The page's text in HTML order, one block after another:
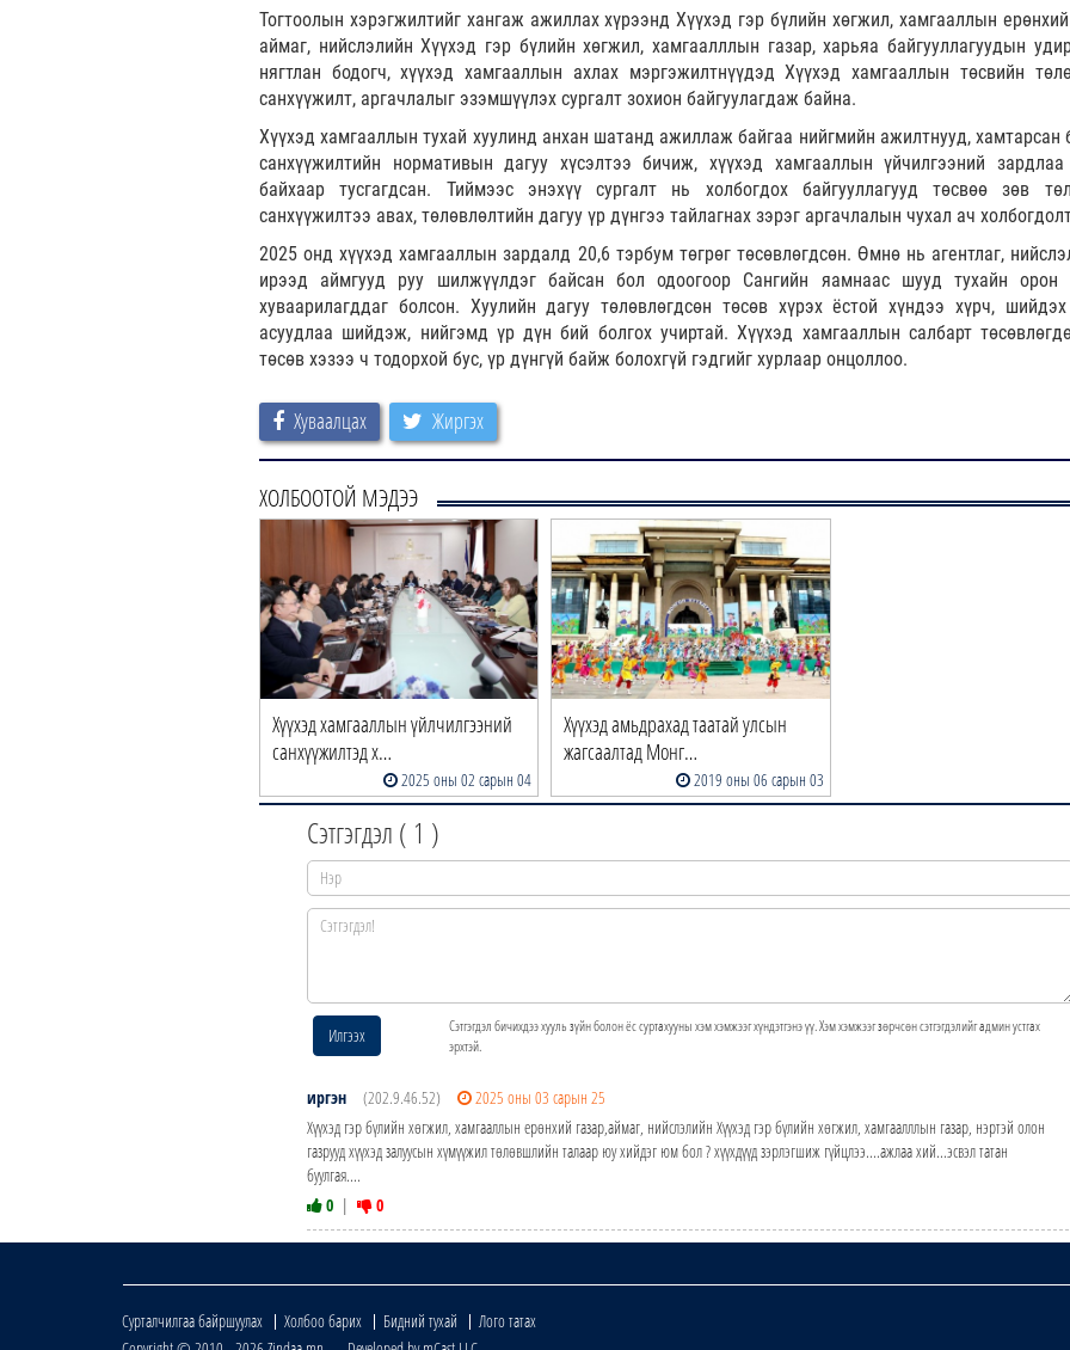
Тогтоолын хэрэгжилтийг хангаж ажиллах хүрээнд Хүүхэд гэр бүлийн хөгжил, хамгааллын ерөнхий
аймаг, нийслэлийн Хүүхэд гэр бүлийн хөгжил, хамгаалллын газар, харьяа байгууллагуудын
нягтлан бодогч, хүүхэд хамгааллын ахлах мэргэжилтнүүдэд Хүүхэд хамгааллын төсвийн
санхүүжилт, аргачлалыг эзэмшүүлэх сургалт зохион байгуулагдаж байна.
Хүүхэд хамгааллын тухай хуулинд анхан шатанд ажиллаж байгаа нийгмийн ажилтнууд, хамтарсан
санхүүжилтийн нормативын дагуу хүсэлтээ бичиж, хүүхэд хамгааллын үйчилгээний
байхаар тусгагдсан. Тиймээс энэхүү сургалт нь холбогдох байгууллагууд төсвөө зөв
санхүүжилтээ авах, төлөвлөлтийн дагуу үр дүнгээ тайлагнах зэрэг аргачлалын чухал ач
2025 онд хүүхэд хамгааллын зардалд 20,6 тэрбум төгрөг төсөвлөгдсөн. Өмнө нь агентлаг,
ирээд аймгууд руу шилжүүлдэг байсан бол одоогоор Сангийн яамнаас шууд тухайн орон
хуваарилагддаг болсон. Хуулийн дагуу төлөвлөгдсөн төсөв хүрэх ёстой хүндээ хүрч,
асуудлаа шийдэж, нийгэмд үр дүн бий болгох учиртай. Хүүхэд хамгааллын салбарт
төсөв хэзээ ч тодорхой бус, үр дүнгүй байж болохгүй гэдгийг хурлаар онцоллоо.
Хуваалцах Жиргэх
ХОЛБООТОЙ МЭДЭЭ
Хүүхэд хамгааллын үйлчилгээний
санхүүжилтэд х…
2025 оны 02 сарын 04
Хүүхэд амьдрахад таатай улсын
жагсаалтад Монг…
2019 оны 06 сарын 03
Сэтгэгдэл ( 1 )
Илгээх
Сэтгэгдэл бичихдээ хууль зүйн болон ёс суртахууны хэм хэмжээг хүндэтгэнэ үү. Хэм хэмжээг зөрчсөн сэтгэгдэлийг админ устгах
эрхтэй.
иргэн (202.9.46.52)
2025 оны 03 сарын 25
Хүүхэд гэр бүлийн хөгжил, хамгааллын ерөнхий газар,аймаг, нийслэлийн Хүүхэд гэр бүлийн хөгжил, хамгаалллын газар, нэртэй олон
газрууд хүүхэд залуусын хүмүүжил төлөвшлийн талаар юу хийдэг юм бол ? хүүхдүүд зэрлэгшиж гүйцлээ....ажлаа хий...эсвэл татан
буулгая....
0 | 0
Сурталчилгаа байршуулах Холбоо барих Бидний тухай
Лого татах